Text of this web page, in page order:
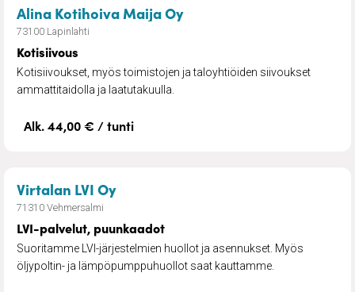
Alina Kotihoiva Maija Oy– Kotisiivous
73100 Lapinlahti
Kotisiivous
Kotisiivoukset, myös toimistojen ja taloyhtiöiden siivoukset
ammattitaidolla ja laatutakuulla.
Alk. 44,00 € / tunti
Virtalan LVI Oy– LVI-palvelut, puunkaadot
71310 Vehmersalmi
LVI-palvelut, puunkaadot
Suoritamme LVI-järjestelmien huollot ja asennukset. Myös
öljypoltin- ja lämpöpumppuhuollot saat kauttamme.